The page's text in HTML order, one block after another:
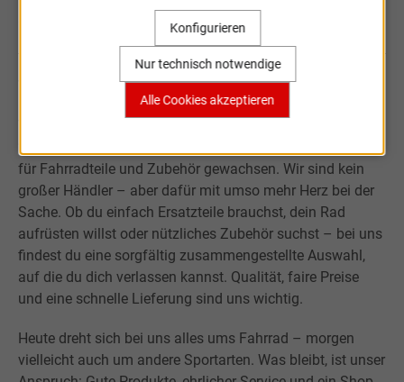
Sportartikel Online
Willkommen bei Sportartikel Online.
20 Jahre zu einem kleinen, aber verlässlichen Onlineshop
für Fahrradteile und Zubehör gewachsen. Wir sind kein
großer Händler – aber dafür mit umso mehr Herz bei der
Sache. Ob du einfach Ersatzteile brauchst, dein Rad
aufrüsten willst oder nützliches Zubehör suchst – bei uns
findest du eine sorgfältig zusammengestellte Auswahl,
auf die du dich verlassen kannst. Qualität, faire Preise
und eine schnelle Lieferung sind uns wichtig.
Heute dreht sich bei uns alles ums Fahrrad – morgen
vielleicht auch um andere Sportarten. Was bleibt, ist unser
Nur technisch notwendige
Konfigurieren
Alle Cookies akzeptieren